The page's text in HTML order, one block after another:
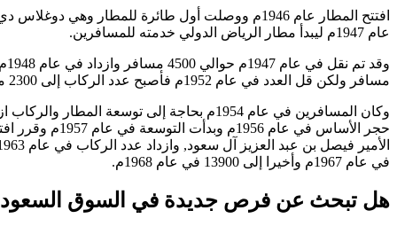
عام 1947م ليبدأ مطار الرياض الدولي خدمته للمسافرين.
مسافر ولكن قل العدد في عام 1952م فأصبح عدد الركاب إلى 2300 مسافر والسبب هو مرض الحصبة الذي انتشر في المملكة في الخمسينات ولكن عندما تم افتتاح المستوصفات عاد التوازن.
في عام 1967م وأخيرا إلى 13900 في عام 1968م.
هل تبحث عن فرص جديدة في السوق